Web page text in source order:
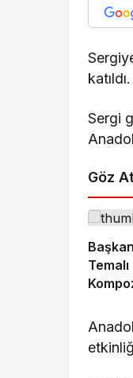
katıldı.
Sergi
Göz